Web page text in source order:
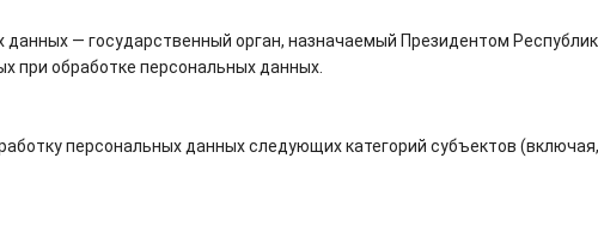
— государственный орган, назначаемый Президентом
при обработке персональных данных.
персональных данных следующих категорий субъектов